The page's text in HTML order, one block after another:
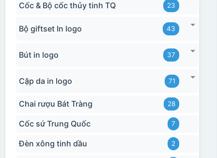
Cốc & Bộ cốc thủy tinh TQ 23
Bộ giftset In logo 43
Bút in logo 37
Cặp da in logo 71
Chai rượu Bát Tràng 28
Cốc sứ Trung Quốc 7
Đèn xông tinh dầu 2